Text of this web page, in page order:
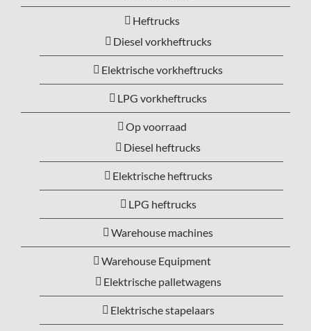
Heftrucks
Diesel vorkheftrucks
Elektrische vorkheftrucks
LPG vorkheftrucks
Op voorraad
Diesel heftrucks
Elektrische heftrucks
LPG heftrucks
Warehouse machines
Warehouse Equipment
Elektrische palletwagens
Elektrische stapelaars